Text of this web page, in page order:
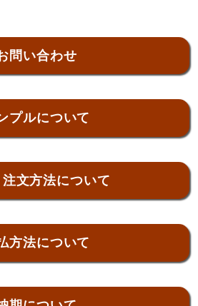
問い合わせ
プルについて
注文方法について
方法について